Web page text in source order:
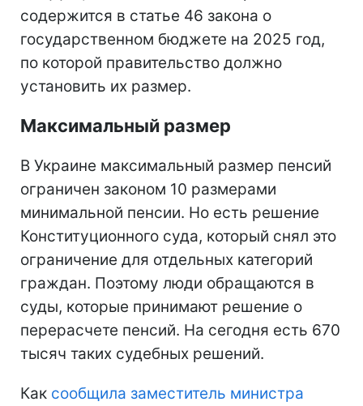
содержится в статье 46 закона о
государственном бюджете на 2025 год,
по которой правительство должно
установить их размер.
Максимальный размер
В Украине максимальный размер пенсий
ограничен законом 10 размерами
минимальной пенсии. Но есть решение
Конституционного суда, который снял это
ограничение для отдельных категорий
граждан. Поэтому люди обращаются в
суды, которые принимают решение о
перерасчете пенсий. На сегодня есть 670
тысяч таких судебных решений.
Как сообщила заместитель министра